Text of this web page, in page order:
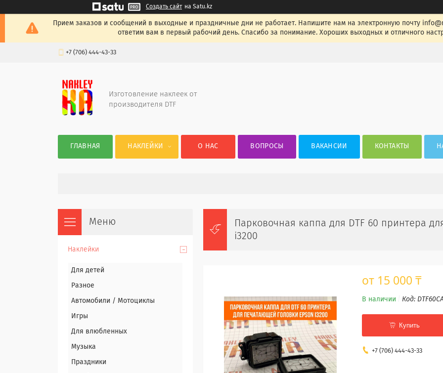
Создать сайт на Satu.kz
Прием заказов и сообщений в выходные и праздничные дни не работает. Напишите нам на электронную почту
ответим вам в первый рабочий день. Спасибо за понимание. Хороших выходных и отличного
+7 (706) 444-43-33
Изготовление наклеек от
производителя DTF
ГЛАВНАЯ НАКЛЕЙКИ О НАС ВОПРОСЫ ВАКАНСИИ КОНТАКТЫ
Парковочная каппа для DTF 60 принтера
i3200
от 15 000 ₸
В наличии Код:
Купить
+7 (706) 444-43-33
Наклейки
Для детей
Разное
Автомобили / Мотоциклы
Игры
Для влюбленных
Музыка
Праздники